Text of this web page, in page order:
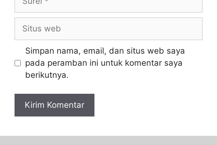
Simpan nama, email, dan situs web saya
pada peramban ini untuk komentar saya
berikutnya.